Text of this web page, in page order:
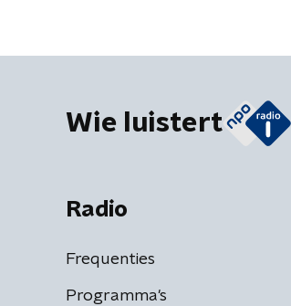
Wie luistert
Radio
Frequenties
Programma's